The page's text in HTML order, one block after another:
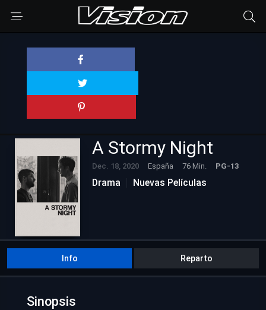
A Stormy Night
Dec. 18, 2020 España 76 Min. PG-13
Drama Nuevas Películas
Info Reparto
Sinopsis